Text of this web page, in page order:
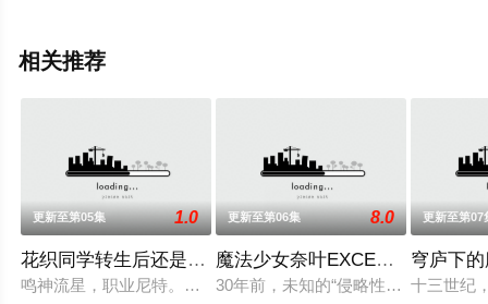
相关推荐
更新至第05集 1.0
花织同学转生后还是想干架
鸣神流星，职业尼特。蛰居在家沉迷游戏度日，实际上却在某
更新至第06集 8.0
魔法少女奈叶EXCEEDS Gun
30年前，未知的“侵略性外来生物”突
更新至第07
穹庐下
十三世纪